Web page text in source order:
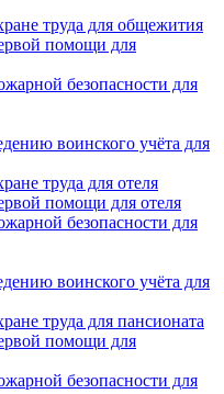
труда для общежития
помощи для
безопасности для
воинского учёта для
труда для отеля
помощи для отеля
безопасности для
воинского учёта для
труда для пансионата
помощи для
безопасности для